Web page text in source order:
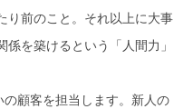
り前のこと。それ以上に大事
を築けるという「人間力」
顧客を担当します。新人の